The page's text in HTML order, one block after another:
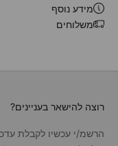
מידע נוסף
משלוחים
רוצה להישאר בעניינים?
הרשמ/י עכשיו לקבלת